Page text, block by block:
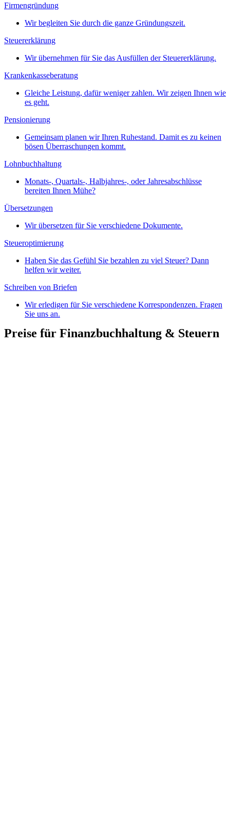
Firmengründung
Wir begleiten Sie durch die ganze Gründungszeit.
Steuererklärung
Wir übernehmen für Sie das Ausfüllen der Steuererklärung.
Krankenkasseberatung
Gleiche Leistung, dafür weniger zahlen. Wir zeigen Ihnen wie
es geht.
Pensionierung
Gemeinsam planen wir Ihren Ruhestand. Damit es zu keinen
bösen Überraschungen kommt.
Lohnbuchhaltung
Monats-, Quartals-, Halbjahres-, oder Jahresabschlüsse
bereiten Ihnen Mühe?
Übersetzungen
Wir übersetzen für Sie verschiedene Dokumente.
Steueroptimierung
Haben Sie das Gefühl Sie bezahlen zu viel Steuer? Dann
helfen wir weiter.
Schreiben von Briefen
Wir erledigen für Sie verschiedene Korrespondenzen. Fragen
Sie uns an.
Preise für Finanzbuchhaltung & Steuern